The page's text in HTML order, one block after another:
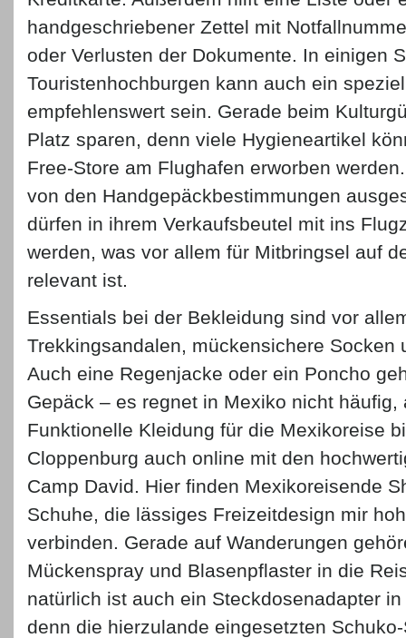
handgeschriebener Zettel mit
oder Verlusten der Dokumente. In einigen
Touristenhochburgen kann auch ein
empfehlenswert sein. Gerade beim
Platz sparen, denn viele Hygieneartikel
Free-Store am Flughafen erworben
von den Handgepäckbestimmungen
dürfen in ihrem Verkaufsbeutel mit ins
werden, was vor allem für Mitbringsel auf
relevant ist.
Essentials bei der Bekleidung sind vor
Trekkingsandalen, mückensichere Socken
Auch eine Regenjacke oder ein Poncho
Gepäck – es regnet in Mexiko nicht häufig,
Funktionelle Kleidung für die Mexikoreise
Cloppenburg auch online mit den
Camp David. Hier finden Mexikoreisende
Schuhe, die lässiges Freizeitdesign mir
verbinden. Gerade auf Wanderungen
Mückenspray und Blasenpflaster in die
natürlich ist auch ein Steckdosenadapter
denn die hierzulande eingesetzten